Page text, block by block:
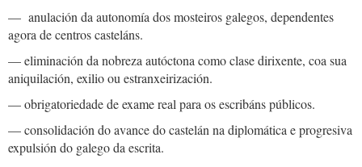
— anulación da autonomía dos mosteiros galegos, dependentes
agora de centros casteláns.
— eliminación da nobreza autóctona como clase dirixente, coa sua
aniquilación, exilio ou estranxeirización.
— obrigatoriedade de exame real para os escribáns públicos.
— consolidación do avance do castelán na diplomática e progresiva
expulsión do galego da escrita.